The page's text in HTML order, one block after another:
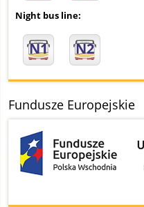
Night bus line:
N1 N2
Fundusze Europejskie